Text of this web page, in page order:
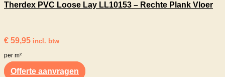
Therdex PVC Loose Lay LL10153 – Rechte Plank Vloer
€ 59,95 incl. btw
per m²
Offerte aanvragen